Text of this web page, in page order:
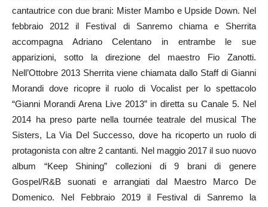
cantautrice con due brani: Mister Mambo e Upside Down. Nel
febbraio 2012 il Festival di Sanremo chiama e Sherrita
accompagna Adriano Celentano in entrambe le sue
apparizioni, sotto la direzione del maestro Fio Zanotti.
Nell’Ottobre 2013 Sherrita viene chiamata dallo Staff di Gianni
Morandi dove ricopre il ruolo di Vocalist per lo spettacolo
“Gianni Morandi Arena Live 2013” in diretta su Canale 5. Nel
2014 ha preso parte nella tournée teatrale del musical The
Sisters, La Via Del Successo, dove ha ricoperto un ruolo di
protagonista con altre 2 cantanti. Nel maggio 2017 il suo nuovo
album “Keep Shining” collezioni di 9 brani di genere
Gospel/R&B suonati e arrangiati dal Maestro Marco De
Domenico. Nel Febbraio 2019 il Festival di Sanremo la